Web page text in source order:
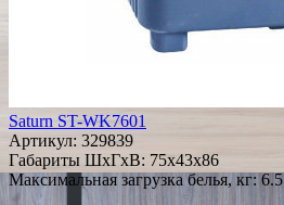
Saturn ST-WK7601
Артикул: 329839
Габариты ШxГxВ: 75x43x86
Максимальная загрузка белья, кг: 6.5